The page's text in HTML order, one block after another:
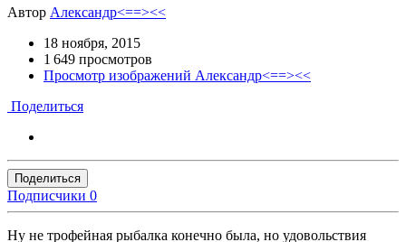
Автор Александр<==><<
18 ноября, 2015
1 649 просмотров
Просмотр изображений Александр<==><<
Поделиться
Поделиться
Подписчики 0
Ну не трофейная рыбалка конечно была, но удовольствия